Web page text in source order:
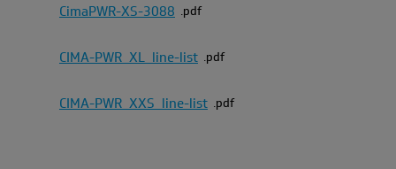
CimaPWR-XS-3088 pdf
CIMA-PWR_XL_line-list pdf
CIMA-PWR_XXS_line-list pdf